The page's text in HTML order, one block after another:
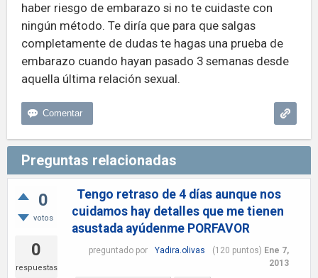
haber riesgo de embarazo si no te cuidaste con
ningún método. Te diría que para que salgas
completamente de dudas te hagas una prueba de
embarazo cuando hayan pasado 3 semanas desde
aquella última relación sexual.
Preguntas relacionadas
0
votos
0
respuestas
Tengo retraso de 4 días aunque nos
cuidamos hay detalles que me tienen
asustada ayúdenme PORFAVOR
preguntado por Yadira.olivas (120 puntos) Ene 7,
2013